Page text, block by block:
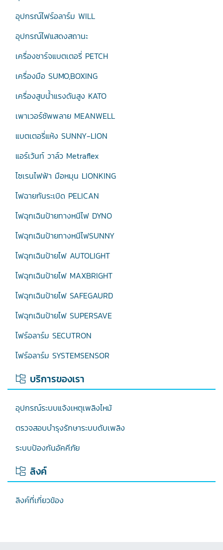
อุปกรณ์ไฟร์อลาร์ม WILL
อุปกรณ์ไฟแสดงสถานะ
เครื่องชาร์จแบตเตอรี่ PETCH
เครื่องมือ SUMO,BOXING
เครื่องสูบน้ำแรงดันสูง KATO
เพาเวอร์ซัพพลาย MEANWELL
แบตเตอรี่แห้ง SUNNY-LION
แอร์เว้นท์ วาล์ว Metraflex
ไซเรนไฟฟ้า มือหมุน LIONKING
ไฟฉายกันระเบิด PELICAN
ไฟฉุกเฉินป้ายทางหนีไฟ DYNO
ไฟฉุกเฉินป้ายทางหนีไฟSUNNY
ไฟฉุกเฉินป้ายไฟ AUTOLIGHT
ไฟฉุกเฉินป้ายไฟ MAXBRIGHT
ไฟฉุกเฉินป้ายไฟ SAFEGAURD
ไฟฉุกเฉินป้ายไฟ SUPERSAVE
ไฟร์อลาร์ม SECUTRON
ไฟร์อลาร์ม SYSTEMSENSOR
บริการของเรา
อุปกรณ์ระบบแจ้งเหตุเพลิงไหม้
ตรวจสอบบำรุงรักษาระบบดับเพลิง
ระบบป้องกันอัคคีภัย
ลิงค์
ลิงค์ที่เกี่ยวข้อง